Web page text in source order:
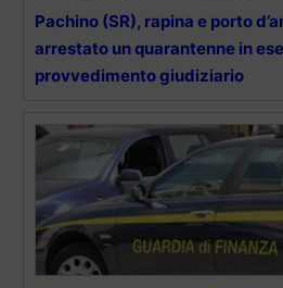
Pachino (SR), rapina e porto
arrestato un quarantenne in
provvedimento giudiziario